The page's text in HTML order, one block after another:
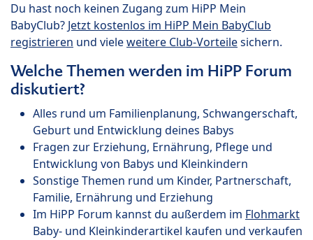
Du hast noch keinen Zugang zum HiPP Mein
BabyClub? Jetzt kostenlos im HiPP Mein BabyClub
registrieren und vieleweitere Club-Vorteilesichern.
Welche Themen werden im HiPP Forum
diskutiert?
Alles rund um Familienplanung, Schwangerschaft,
Geburt und Entwicklung deines Babys
Fragen zur Erziehung, Ernährung, Pflege und
Entwicklung von Babys und Kleinkindern
Sonstige Themen rund um Kinder, Partnerschaft,
Familie, Ernährung und Erziehung
Im HiPP Forum kannst du außerdem im Flohmarkt
Baby- und Kleinkinderartikel kaufen und verkaufen